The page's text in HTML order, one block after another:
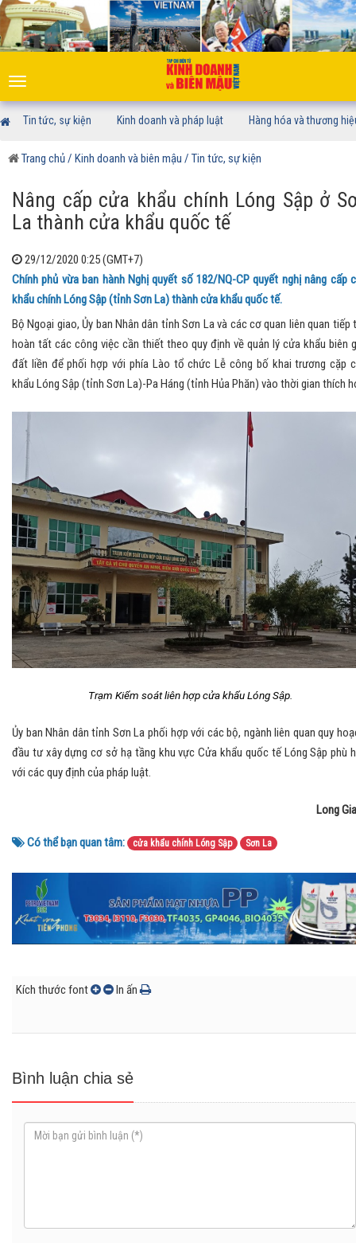
Toggle
navigation
Tin tức, sự kiện Kinh doanh và pháp luật Hàng hóa và thương
Trang chủ/ Kinh doanh và biên mậu / Tin tức, sự kiện
Nâng cấp cửa khẩu chính Lóng Sập ở
La thành cửa khẩu quốc tế
29/12/2020 0:25 (GMT+7)
Chính phủ vừa ban hành Nghị quyết số 182/NQ-CP quyết nghị nâng cấp
khẩu chính Lóng Sập (tỉnh Sơn La) thành cửa khẩu quốc tế.
Bộ Ngoại giao, Ủy ban Nhân dân tỉnh Sơn La và các cơ quan liên quan tiếp
hoàn tất các công việc cần thiết theo quy định về quản lý cửa khẩu biên
đất liền để phối hợp với phía Lào tổ chức Lễ công bố khai trương cặp
khẩu Lóng Sập (tỉnh Sơn La)-Pa Háng (tỉnh Hủa Phăn) vào thời gian thích
Trạm Kiểm soát liên hợp cửa khẩu Lóng Sập.
Ủy ban Nhân dân tỉnh Sơn La phối hợp với các bộ, ngành liên quan quy
đầu tư xây dựng cơ sở hạ tầng khu vực Cửa khẩu quốc tế Lóng Sập phù
với các quy định của pháp luật.
Long
Có thể bạn quan tâm: cửa khẩu chính Lóng Sập Sơn La
Kích thước font In ấn
Bình luận chia sẻ